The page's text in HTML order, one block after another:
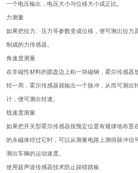
一个电压输出，电压大小与位移大小成正比。
力测量
如果把拉力、压力等参数变成位移，便可测出拉力
制成的力传感器。
角速度测量
在非磁性材料的圆盘边上粘一块磁钢，霍尔传感器
转一周，霍尔传感器就输出一个脉冲，从而可测出
计，便可测出转速。
线速度测量
如果把开关型霍尔传感器按预定位置有规律地布置
的永磁体经过它时，可以从测量电路上测得脉冲信
测出车辆的运动速度。
使用超声波传感器技术防止踩错踏板